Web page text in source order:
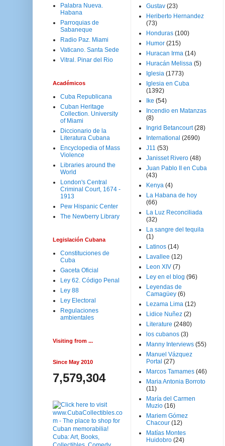
Palabra Nueva.
Habana
Parroquias de
Sabaneque
Radio Paz. Miami
Vaticano. Santa Sede
Vitral. Pinar del Rio
Académicos
Cuba Republicana
Cuban Heritage
Collection. University
of Miami
Diccionario de la
Literatura Cubana
Encyclopedia of Mass
Violence
Libraries around the
World
London's Central
Criminal Court, 1674 -
1913
Pew Hispanic Center
The Newberry Library
Legislación Cubana
Constituciones de
Cuba
Gaceta Oficial
Ley 62. Código Penal
Ley 88
Ley Electoral
Regulaciones
ambientales
Visiting from ...
Since May 2010
7,579,304
Gustav (23)
Heriberto Hernandez
(73)
Honduras (100)
Humor (215)
Huracan Irma (14)
Huracán Melissa (5)
Iglesia (1773)
Iglesia en Cuba
(1392)
Ike (54)
Incendio en Matanzas
(8)
Ingrid Betancourt (28)
International (2690)
J11 (53)
Janisset Rivero (48)
Juan Pablo II en Cuba
(43)
Kenya (4)
La Habana de hoy
(66)
La Luz Reconciliada
(32)
La sangre del tequila
(1)
Latinos (14)
Lavallee (12)
Leon XIV (7)
Ley en el blog (96)
Leyendas de
Camagüey (6)
Lezama Lima (12)
Lidice Nuñez (2)
Literature (2480)
los cubanos (3)
Manny Interviews (55)
Manuel Vázquez
Portal (27)
Marcos Tamames (46)
Maria Antonia Borroto
(11)
María del Carmen
Muzio (16)
Mariem Gómez
Chacour (12)
Matías Montes
Huidobro (24)